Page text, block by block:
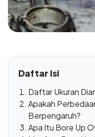
Daftar Isi
Daftar Ukuran
Apakah
Berpengaruh?
Apa Itu Bore Up